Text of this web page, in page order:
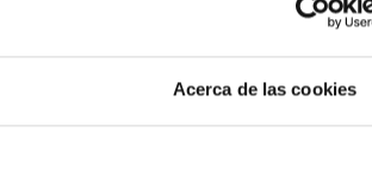
Acerca de las cookies